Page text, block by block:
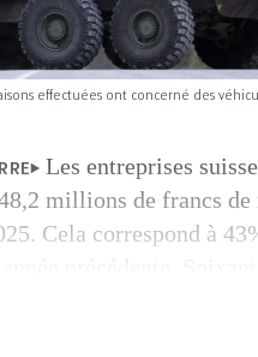
effectuées ont concerné des
Les entreprises
millions de francs de
Cela correspond à